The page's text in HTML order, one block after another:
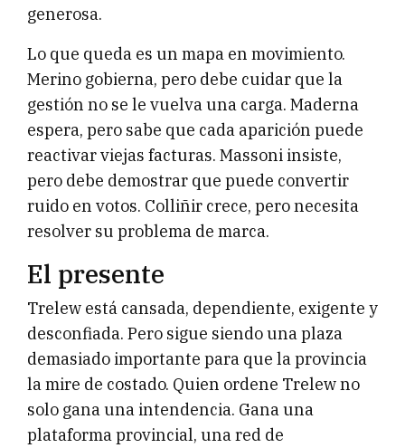
generosa.
Lo que queda es un mapa en movimiento.
Merino gobierna, pero debe cuidar que la
gestión no se le vuelva una carga. Maderna
espera, pero sabe que cada aparición puede
reactivar viejas facturas. Massoni insiste,
pero debe demostrar que puede convertir
ruido en votos. Colliñir crece, pero necesita
resolver su problema de marca.
El presente
Trelew está cansada, dependiente, exigente y
desconfiada. Pero sigue siendo una plaza
demasiado importante para que la provincia
la mire de costado. Quien ordene Trelew no
solo gana una intendencia. Gana una
plataforma provincial, una red de